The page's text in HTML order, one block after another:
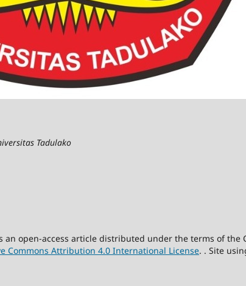
Tadulako
an open-access article distributed under the terms of
Commons Attribution 4.0 International License. . Site